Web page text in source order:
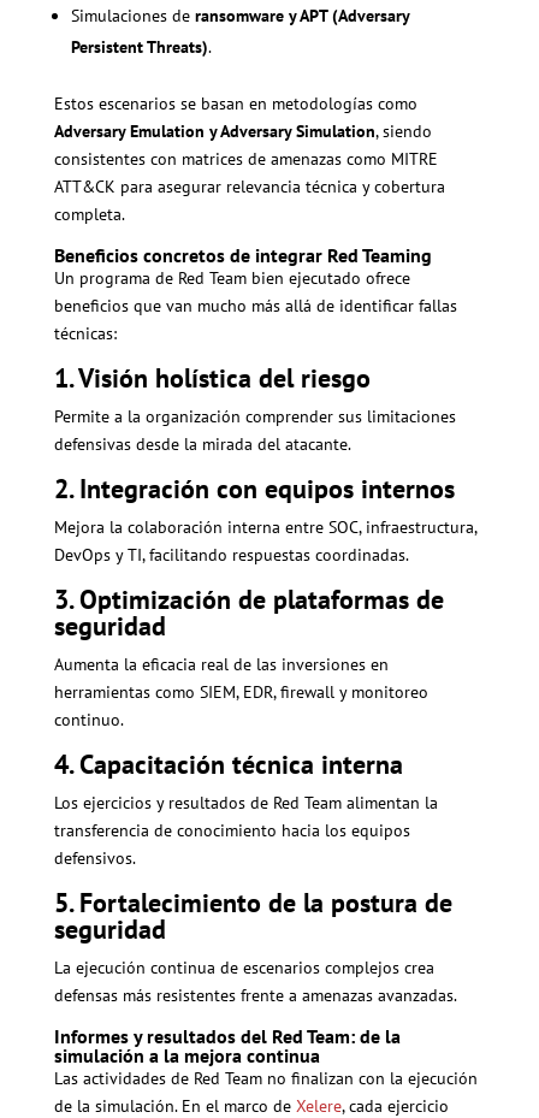
Simulaciones de ransomware y APT (Adversary
Persistent Threats).
Estos escenarios se basan en metodologías como
Adversary Emulation y Adversary Simulation, siendo
consistentes con matrices de amenazas como MITRE
ATT&CK para asegurar relevancia técnica y cobertura
completa.
Beneficios concretos de integrar Red Teaming
Un programa de Red Team bien ejecutado ofrece
beneficios que van mucho más allá de identificar fallas
técnicas:
1. Visión holística del riesgo
Permite a la organización comprender sus limitaciones
defensivas desde la mirada del atacante.
2. Integración con equipos internos
Mejora la colaboración interna entre SOC, infraestructura,
DevOps y TI, facilitando respuestas coordinadas.
3. Optimización de plataformas de
seguridad
Aumenta la eficacia real de las inversiones en
herramientas como SIEM, EDR, firewall y monitoreo
continuo.
4. Capacitación técnica interna
Los ejercicios y resultados de Red Team alimentan la
transferencia de conocimiento hacia los equipos
defensivos.
5. Fortalecimiento de la postura de
seguridad
La ejecución continua de escenarios complejos crea
defensas más resistentes frente a amenazas avanzadas.
Informes y resultados del Red Team: de la
simulación a la mejora continua
Las actividades de Red Team no finalizan con la ejecución
de la simulación. En el marco de Xelere, cada ejercicio